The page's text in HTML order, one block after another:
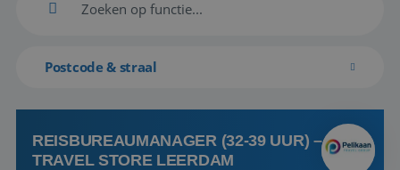
Postcode & straal
REISBUREAUMANAGER (32-39 UUR) –
TRAVEL STORE LEERDAM